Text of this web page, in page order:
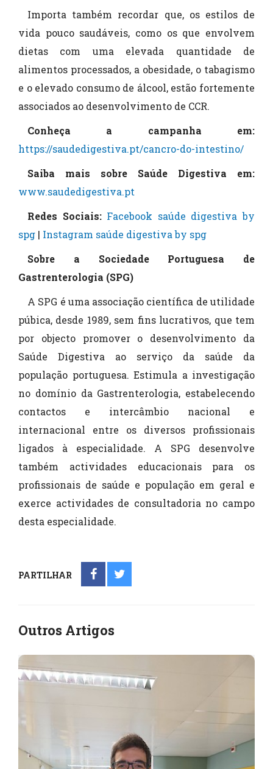
Importa também recordar que, os estilos de
vida pouco saudáveis, como os que envolvem
dietas com uma elevada quantidade de
alimentos processados, a obesidade, o tabagismo
e o elevado consumo de álcool, estão fortemente
associados ao desenvolvimento de CCR.
Conheça a campanha em:
https://saudedigestiva.pt/cancro-do-intestino/
Saiba mais sobre Saúde Digestiva em:
www.saudedigestiva.pt
Redes Sociais: Facebook saúde digestiva by
spg | Instagram saúde digestiva by spg
Sobre a Sociedade Portuguesa de
Gastrenterologia (SPG)
A SPG é uma associação científica de utilidade
púbica, desde 1989, sem fins lucrativos, que tem
por objecto promover o desenvolvimento da
Saúde Digestiva ao serviço da saúde da
população portuguesa. Estimula a investigação
no domínio da Gastrenterologia, estabelecendo
contactos e intercâmbio nacional e
internacional entre os diversos profissionais
ligados à especialidade. A SPG desenvolve
também actividades educacionais para os
profissionais de saúde e população em geral e
exerce actividades de consultadoria no campo
desta especialidade.
PARTILHAR
Outros Artigos